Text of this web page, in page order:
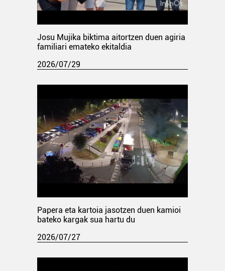
Josu Mujika biktima aitortzen duen agiria
familiari emateko ekitaldia
2026/07/29
Papera eta kartoia jasotzen duen kamioi
bateko kargak sua hartu du
2026/07/27